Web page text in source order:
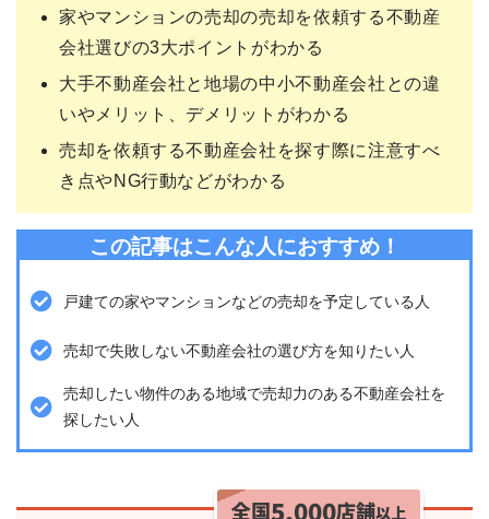
家やマンションの売却の売却を依頼する不動産
会社選びの3大ポイントがわかる
大手不動産会社と地場の中小不動産会社との違
いやメリット、デメリットがわかる
売却を依頼する不動産会社を探す際に注意すべ
き点やNG行動などがわかる
この記事はこんな人におすすめ！
戸建ての家やマンションなどの売却を予定している人
売却で失敗しない不動産会社の選び方を知りたい人
売却したい物件のある地域で売却力のある不動産会社を
探したい人